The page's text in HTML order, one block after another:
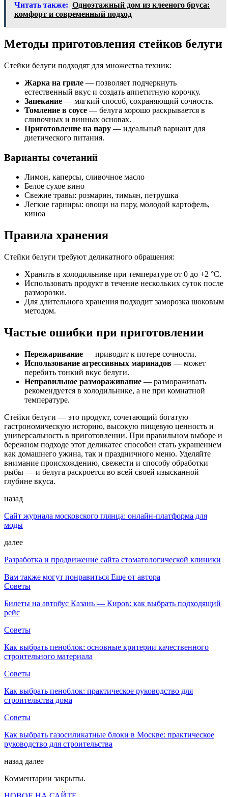
Читать также: Одноэтажный дом из клееного бруса:
комфорт и современный подход
Методы приготовления стейков белуги
Стейки белуги подходят для множества техник:
Жарка на гриле — позволяет подчеркнуть
естественный вкус и создать аппетитную корочку.
Запекание — мягкий способ, сохраняющий сочность.
Томление в соусе — белуга хорошо раскрывается в
сливочных и винных основах.
Приготовление на пару — идеальный вариант для
диетического питания.
Варианты сочетаний
Лимон, каперсы, сливочное масло
Белое сухое вино
Свежие травы: розмарин, тимьян, петрушка
Легкие гарниры: овощи на пару, молодой картофель,
киноа
Правила хранения
Стейки белуги требуют деликатного обращения:
Хранить в холодильнике при температуре от 0 до +2 °C.
Использовать продукт в течение нескольких суток после
разморозки.
Для длительного хранения подходит заморозка шоковым
методом.
Частые ошибки при приготовлении
Пережаривание — приводит к потере сочности.
Использование агрессивных маринадов — может
перебить тонкий вкус белуги.
Неправильное размораживание — размораживать
рекомендуется в холодильнике, а не при комнатной
температуре.
Стейки белуги — это продукт, сочетающий богатую
гастрономическую историю, высокую пищевую ценность и
универсальность в приготовлении. При правильном выборе и
бережном подходе этот деликатес способен стать украшением
как домашнего ужина, так и праздничного меню. Уделяйте
внимание происхождению, свежести и способу обработки
рыбы — и белуга раскроется во всей своей изысканной
глубине вкуса.
назад
Сайт журнала московского глянца: онлайн‑платформа для
моды
далее
Разработка и продвижение сайта стоматологической клиники
Вам также могут понравиться Еще от автора
Советы
Билеты на автобус Казань — Киров: как выбрать подходящий
рейс
Советы
Как выбрать пеноблок: основные критерии качественного
строительного материала
Советы
Как выбрать пеноблок: практическое руководство для
строительства дома
Советы
Как выбрать газосиликатные блоки в Москве: практическое
руководство для строительства
назад далее
Комментарии закрыты.